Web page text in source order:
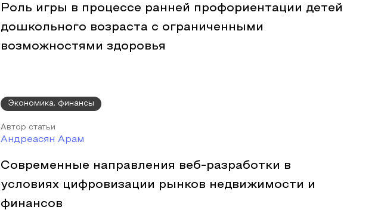
Роль игры в процессе ранней профориентации детей
дошкольного возраста с ограниченными
возможностями здоровья
Экономика, финансы
Автор статьи
Андреасян Арам
Современные направления веб-разработки в
условиях цифровизации рынков недвижимости и
финансов